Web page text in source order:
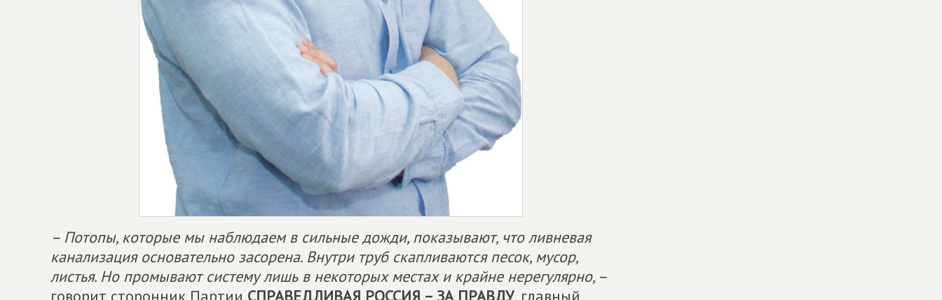
– Потопы, которые мы наблюдаем в сильные дожди, показывают, что ливневая
канализация основательно засорена. Внутри труб скапливаются песок, мусор,
листья. Но промывают систему лишь в некоторых местах и крайне нерегулярно, –
говорит сторонник Партии СПРАВЕДЛИВАЯ РОССИЯ – ЗА ПРАВДУ, главный